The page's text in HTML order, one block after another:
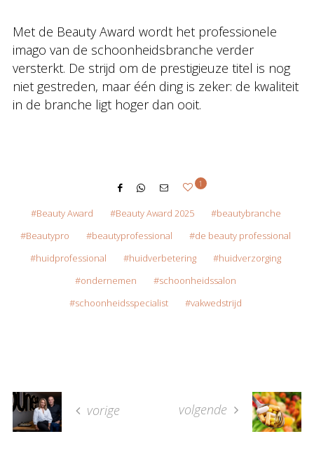
Met de Beauty Award wordt het professionele
imago van de schoonheidsbranche verder
versterkt. De strijd om de prestigieuze titel is nog
niet gestreden, maar één ding is zeker: de kwaliteit
in de branche ligt hoger dan ooit.
1
Beauty Award Beauty Award 2025
beautybranche
Beautypro
beautyprofessional
de beauty professional
huidprofessional
huidverbetering
huidverzorging
ondernemen
schoonheidssalon
schoonheidsspecialist
vakwedstrijd
vorige volgende